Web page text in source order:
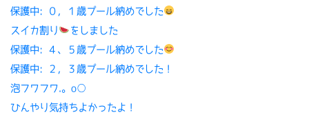
保護中: ０，１歳プール納めでした
スイカ割り
をしました
保護中: ４、５歳プール納めでした
保護中: ２，３歳プール納めでした！
泡フワフワ.。o○
ひんやり気持ちよかったよ！